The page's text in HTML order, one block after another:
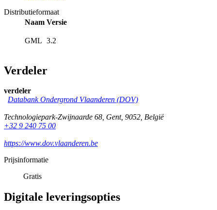
Distributieformaat
Naam Versie
GML 3.2
Verdeler
verdeler
Databank Ondergrond Vlaanderen (DOV)
Technologiepark-Zwijnaarde 68, Gent, 9052, België
+32 9 240 75 00
https://www.dov.vlaanderen.be
Prijsinformatie
Gratis
Digitale leveringsopties